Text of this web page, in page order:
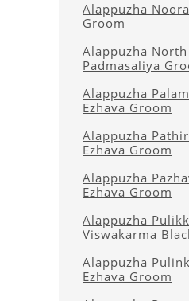
Alappuzha
Groom
Alappuzha
Padmasaliya
Alappuzha
Ezhava Groom
Alappuzha
Ezhava Groom
Alappuzha
Ezhava Groom
Alappuzha
Viswakarma
Alappuzha
Ezhava Groom